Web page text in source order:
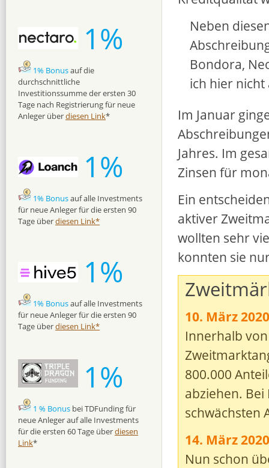
Neben
Bondora,
ich hier nicht
Im Januar
Jahres. Im
Zinsen für
Ein
aktiver
wollten sehr
konnten sie
10. März
Innerhalb
800.000
abziehen.
schwächsten
14. März
Nun schon
1%
1% Bonusauf die
durchschnittliche
Investitionssumme der ersten 30
Tage nach Registrierung für neue
Anleger überdiesen Link*
1%
1% Bonusauf alle Investments
für neue Anleger für die ersten 90
Tage überdiesen Link*
1%
1% Bonusauf alle Investments
für neue Anleger für die ersten 90
Tage überdiesen Link*
1%
1 % Bonus bei TDFunding für
neue Anleger auf alle Investments
für die ersten 60 Tage überdiesen
Link*